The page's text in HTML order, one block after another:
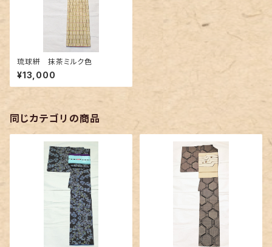
琉球絣 抹茶ミルク色
¥13,000
同じカテゴリの商品